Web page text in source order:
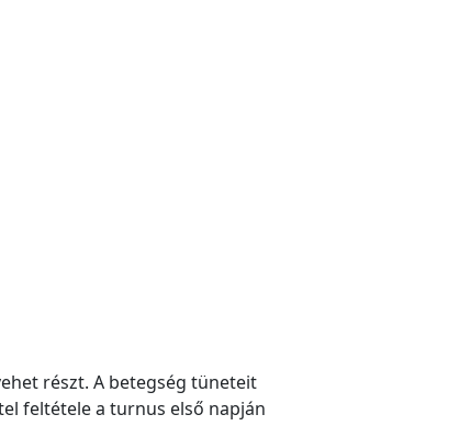
részt. A betegség tüneteit
feltétele a turnus első napján